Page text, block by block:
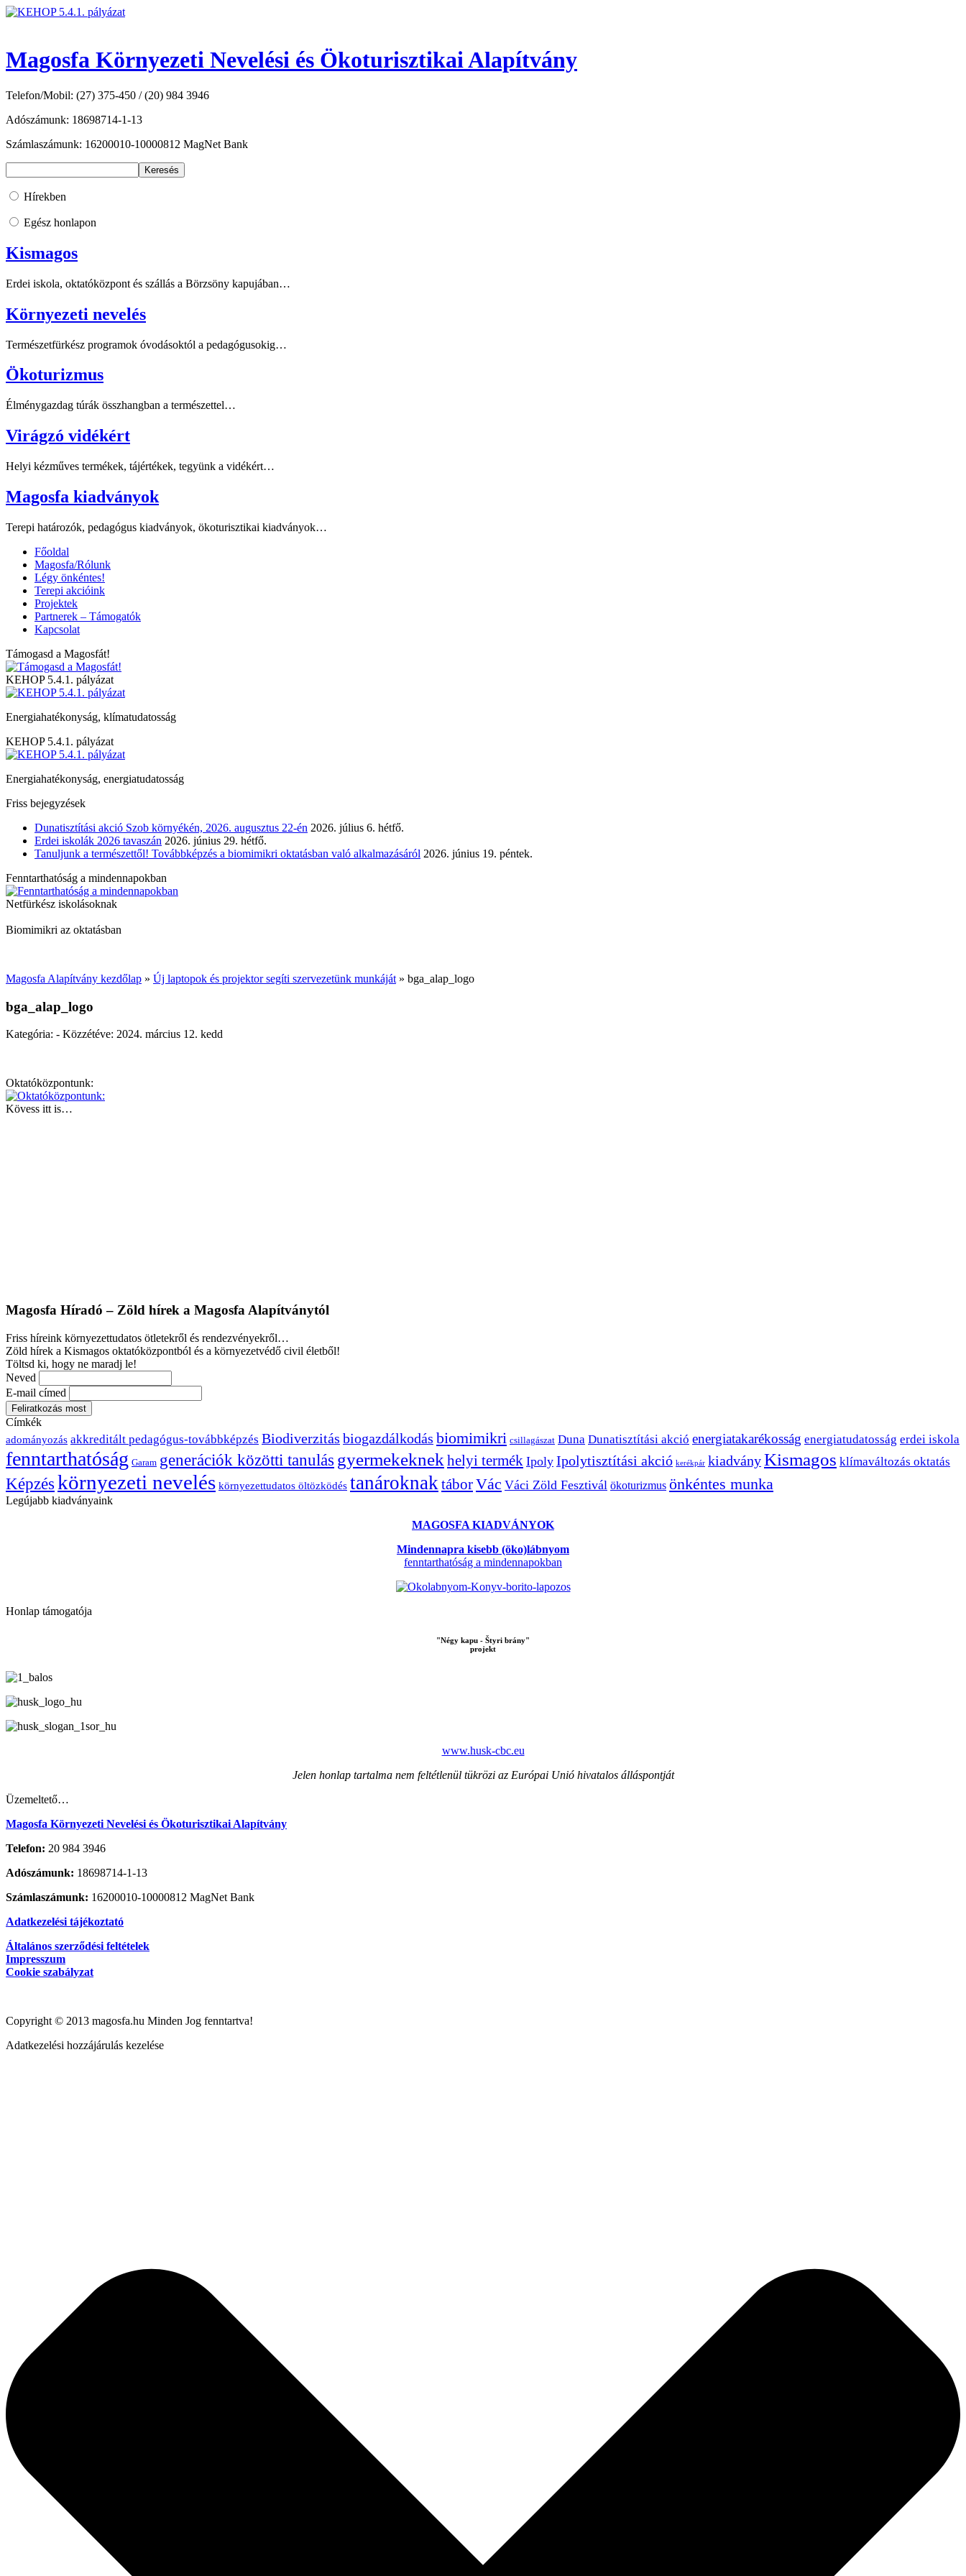
Magosfa Környezeti Nevelési és Ökoturisztikai Alapítvány
Telefon/Mobil: (27) 375-450 / (20) 984 3946
Adószámunk: 18698714-1-13
Számlaszámunk: 16200010-10000812 MagNet Bank
Hírekben
Egész honlapon
Kismagos
Erdei iskola, oktatóközpont és szállás a Börzsöny kapujában…
Környezeti nevelés
Természetfürkész programok óvodásoktól a pedagógusokig…
Ökoturizmus
Élménygazdag túrák összhangban a természettel…
Virágzó vidékért
Helyi kézműves termékek, tájértékek, tegyünk a vidékért…
Magosfa kiadványok
Terepi határozók, pedagógus kiadványok, ökoturisztikai kiadványok…
Főoldal
Magosfa/Rólunk
Légy önkéntes!
Terepi akcióink
Projektek
Partnerek – Támogatók
Kapcsolat
Támogasd a Magosfát!
KEHOP 5.4.1. pályázat
Energiahatékonyság, klímatudatosság
KEHOP 5.4.1. pályázat
Energiahatékonyság, energiatudatosság
Friss bejegyzések
Dunatisztítási akció Szob környékén, 2026. augusztus 22-én 2026. július 6. hétfő.
Erdei iskolák 2026 tavaszán 2026. június 29. hétfő.
Tanuljunk a természettől! Továbbképzés a biomimikri oktatásban való alkalmazásáról 2026. június 19. péntek.
Fenntarthatóság a mindennapokban
Netfürkész iskolásoknak
Biomimikri az oktatásban
Magosfa Alapítvány kezdőlap » Új laptopok és projektor segíti szervezetünk munkáját » bga_alap_logo
bga_alap_logo
Kategória: - Közzétéve: 2024. március 12. kedd
Oktatóközpontunk:
Kövess itt is…
Magosfa Híradó – Zöld hírek a Magosfa Alapítványtól
Friss híreink környezettudatos ötletekről és rendezvényekről…
Zöld hírek a Kismagos oktatóközpontból és a környezetvédő civil életből!
Töltsd ki, hogy ne maradj le!
Neved
E-mail címed
Címkék
adományozás akkreditált pedagógus-továbbképzés Biodiverzitás biogazdálkodás biomimikri csillagászat Duna Dunatisztítási akció energiatakarékosság energiatudatosság erdei iskola
fenntarthatóság Garam generációk közötti tanulás gyermekeknek helyi termék Ipoly Ipolytisztítási akció kerékpár kiadványKismagos klímaváltozás oktatás
Képzés környezeti nevelés környezettudatos öltözködés tanároknak táborVác Váci Zöld Fesztivál ökoturizmus önkéntes munka
Legújabb kiadványaink
MAGOSFA KIADVÁNYOK
Mindennapra kisebb (öko)lábnyom
fenntarthatóság a mindennapokban
Honlap támogatója
"Négy kapu - Štyri brány"
projekt
www.husk-cbc.eu
Jelen honlap tartalma nem feltétlenül tükrözi az Európai Unió hivatalos álláspontját
Üzemeltető…
Magosfa Környezeti Nevelési és Ökoturisztikai Alapítvány
Telefon: 20 984 3946
Adószámunk: 18698714-1-13
Számlaszámunk: 16200010-10000812 MagNet Bank
Adatkezelési tájékoztató
Általános szerződési feltételek
Impresszum
Cookie szabályzat
Copyright © 2013 magosfa.hu Minden Jog fenntartva!
Adatkezelési hozzájárulás kezelése